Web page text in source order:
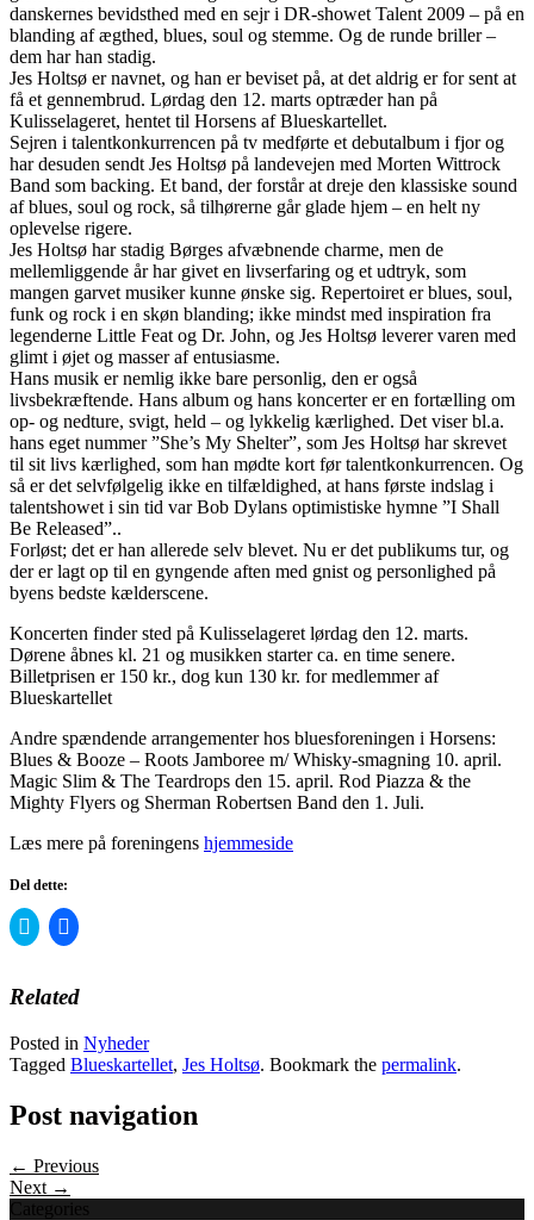
danskernes bevidsthed med en sejr i DR-showet Talent 2009 – på en
blanding af ægthed, blues, soul og stemme. Og de runde briller –
dem har han stadig.
Jes Holtsø er navnet, og han er beviset på, at det aldrig er for sent at
få et gennembrud. Lørdag den 12. marts optræder han på
Kulisselageret, hentet til Horsens af Blueskartellet.
Sejren i talentkonkurrencen på tv medførte et debutalbum i fjor og
har desuden sendt Jes Holtsø på landevejen med Morten Wittrock
Band som backing. Et band, der forstår at dreje den klassiske sound
af blues, soul og rock, så tilhørerne går glade hjem – en helt ny
oplevelse rigere.
Jes Holtsø har stadig Børges afvæbnende charme, men de
mellemliggende år har givet en livserfaring og et udtryk, som
mangen garvet musiker kunne ønske sig. Repertoiret er blues, soul,
funk og rock i en skøn blanding; ikke mindst med inspiration fra
legenderne Little Feat og Dr. John, og Jes Holtsø leverer varen med
glimt i øjet og masser af entusiasme.
Hans musik er nemlig ikke bare personlig, den er også
livsbekræftende. Hans album og hans koncerter er en fortælling om
op- og nedture, svigt, held – og lykkelig kærlighed. Det viser bl.a.
hans eget nummer ”She’s My Shelter”, som Jes Holtsø har skrevet
til sit livs kærlighed, som han mødte kort før talentkonkurrencen. Og
så er det selvfølgelig ikke en tilfældighed, at hans første indslag i
talentshowet i sin tid var Bob Dylans optimistiske hymne ”I Shall
Be Released”..
Forløst; det er han allerede selv blevet. Nu er det publikums tur, og
der er lagt op til en gyngende aften med gnist og personlighed på
byens bedste kælderscene.
Koncerten finder sted på Kulisselageret lørdag den 12. marts.
Dørene åbnes kl. 21 og musikken starter ca. en time senere.
Billetprisen er 150 kr., dog kun 130 kr. for medlemmer af
Blueskartellet
Andre spændende arrangementer hos bluesforeningen i Horsens:
Blues & Booze – Roots Jamboree m/ Whisky-smagning 10. april.
Magic Slim & The Teardrops den 15. april. Rod Piazza & the
Mighty Flyers og Sherman Robertsen Band den 1. Juli.
Læs mere på foreningens hjemmeside
Del dette:
Click
to
Twitter
(Opens
new
window)
Click
to
Facebook
(Opens
new
window)
Related
Posted in Nyheder
Tagged Blueskartellet, Jes Holtsø. Bookmark the permalink.
Post navigation
← Previous
Next →
Categories